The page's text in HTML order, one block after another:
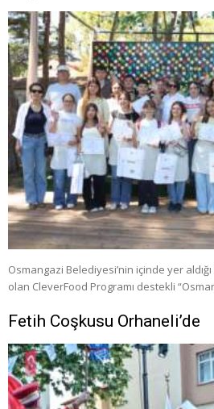
Osmangazi Belediyesi’nin içinde yer
olan CleverFood Programı destekli
Fetih Coşkusu Orhaneli’de